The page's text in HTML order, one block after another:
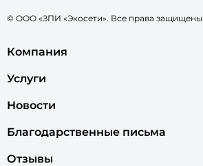
© ООО «ЗПИ «Экосети». Все права защищены
Компания
Услуги
Новости
Благодарственные письма
Отзывы